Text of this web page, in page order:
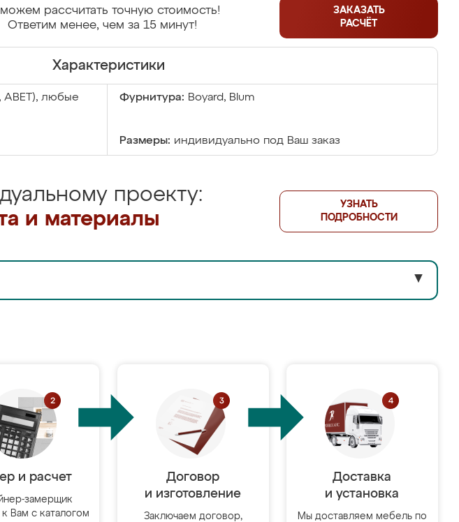
рассчитать точную стоимость!
Ответим менее, чем за 15 минут!
ЗАКАЗАТЬ
РАСЧЁТ
Характеристики
любые
Фурнитура: Boyard, Blum
Размеры: индивидуально под Ваш заказ
проекту:
и материалы
УЗНАТЬ
ПОДРОБНОСТИ
▼
и расчет
замерщик
Вам с каталогом
Договор
и изготовление
Заключаем договор,
Доставка
и установка
Мы доставляем мебель по